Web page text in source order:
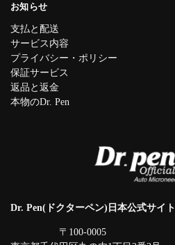
お知らせ
支払と配送
サービス内容
プライバシー・ポリシー
保証サービス
返品と返金
本物のDr. Pen
Dr. Pen(ドクターペン)日本公式サイト
〒100-0005